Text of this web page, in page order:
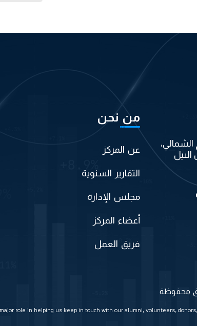
الشمالي،
النيل
من نحن
عن المركز
التقارير السنوية
مجلس الإدارة
أعضاء المركز
فريق العمل
role in helping us keep in touch with our alumni, volunteers,